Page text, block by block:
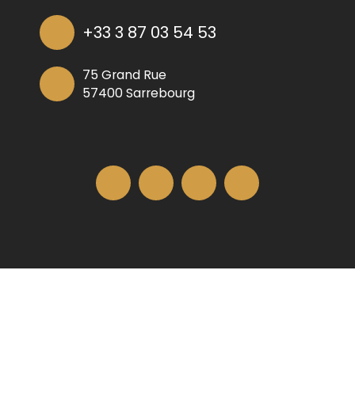
+33 3 87 03 54 53
75 Grand Rue
57400 Sarrebourg